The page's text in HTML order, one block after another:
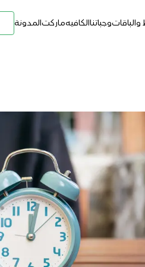
وجباتناالكافيهماركتالمدونة